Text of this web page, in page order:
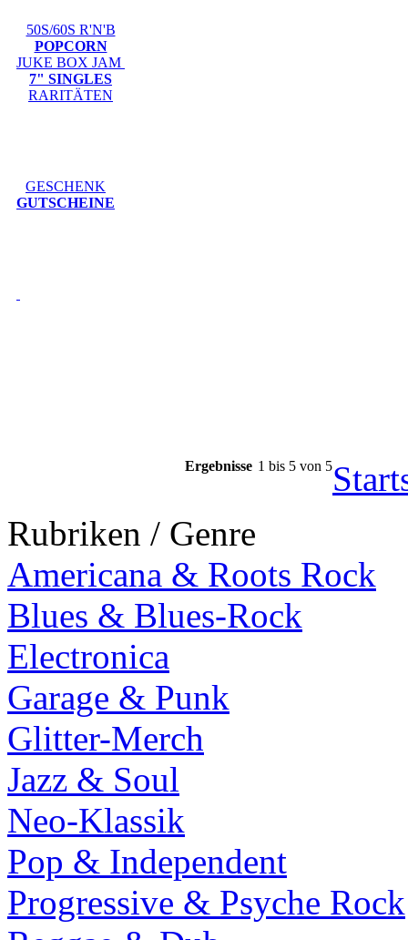
50S/60S R'N'B
POPCORN
JUKE BOX JAM
7" SINGLES
RARITÄTEN
GESCHENK
GUTSCHEINE
Ergebnisse 1 bis 5 von 5
Rubriken / Genre
Americana & Roots Rock
Blues & Blues-Rock
Electronica
Garage & Punk
Glitter-Merch
Jazz & Soul
Neo-Klassik
Pop & Independent
Progressive & Psyche Rock